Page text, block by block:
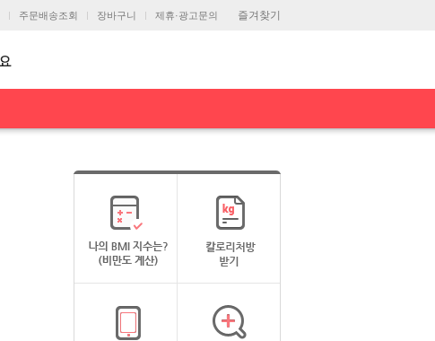
즐겨찾기
주문배송조회 장바구니 제휴·광고문의